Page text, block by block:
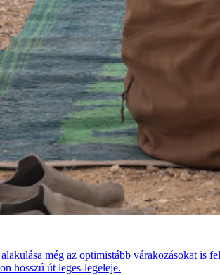
még az optimistább várakozásokat
hosszú út leges-legeleje.